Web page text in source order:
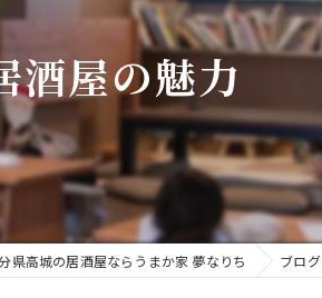
酒屋の魅力
県高城の居酒屋ならうまか家 夢なりち ブログ